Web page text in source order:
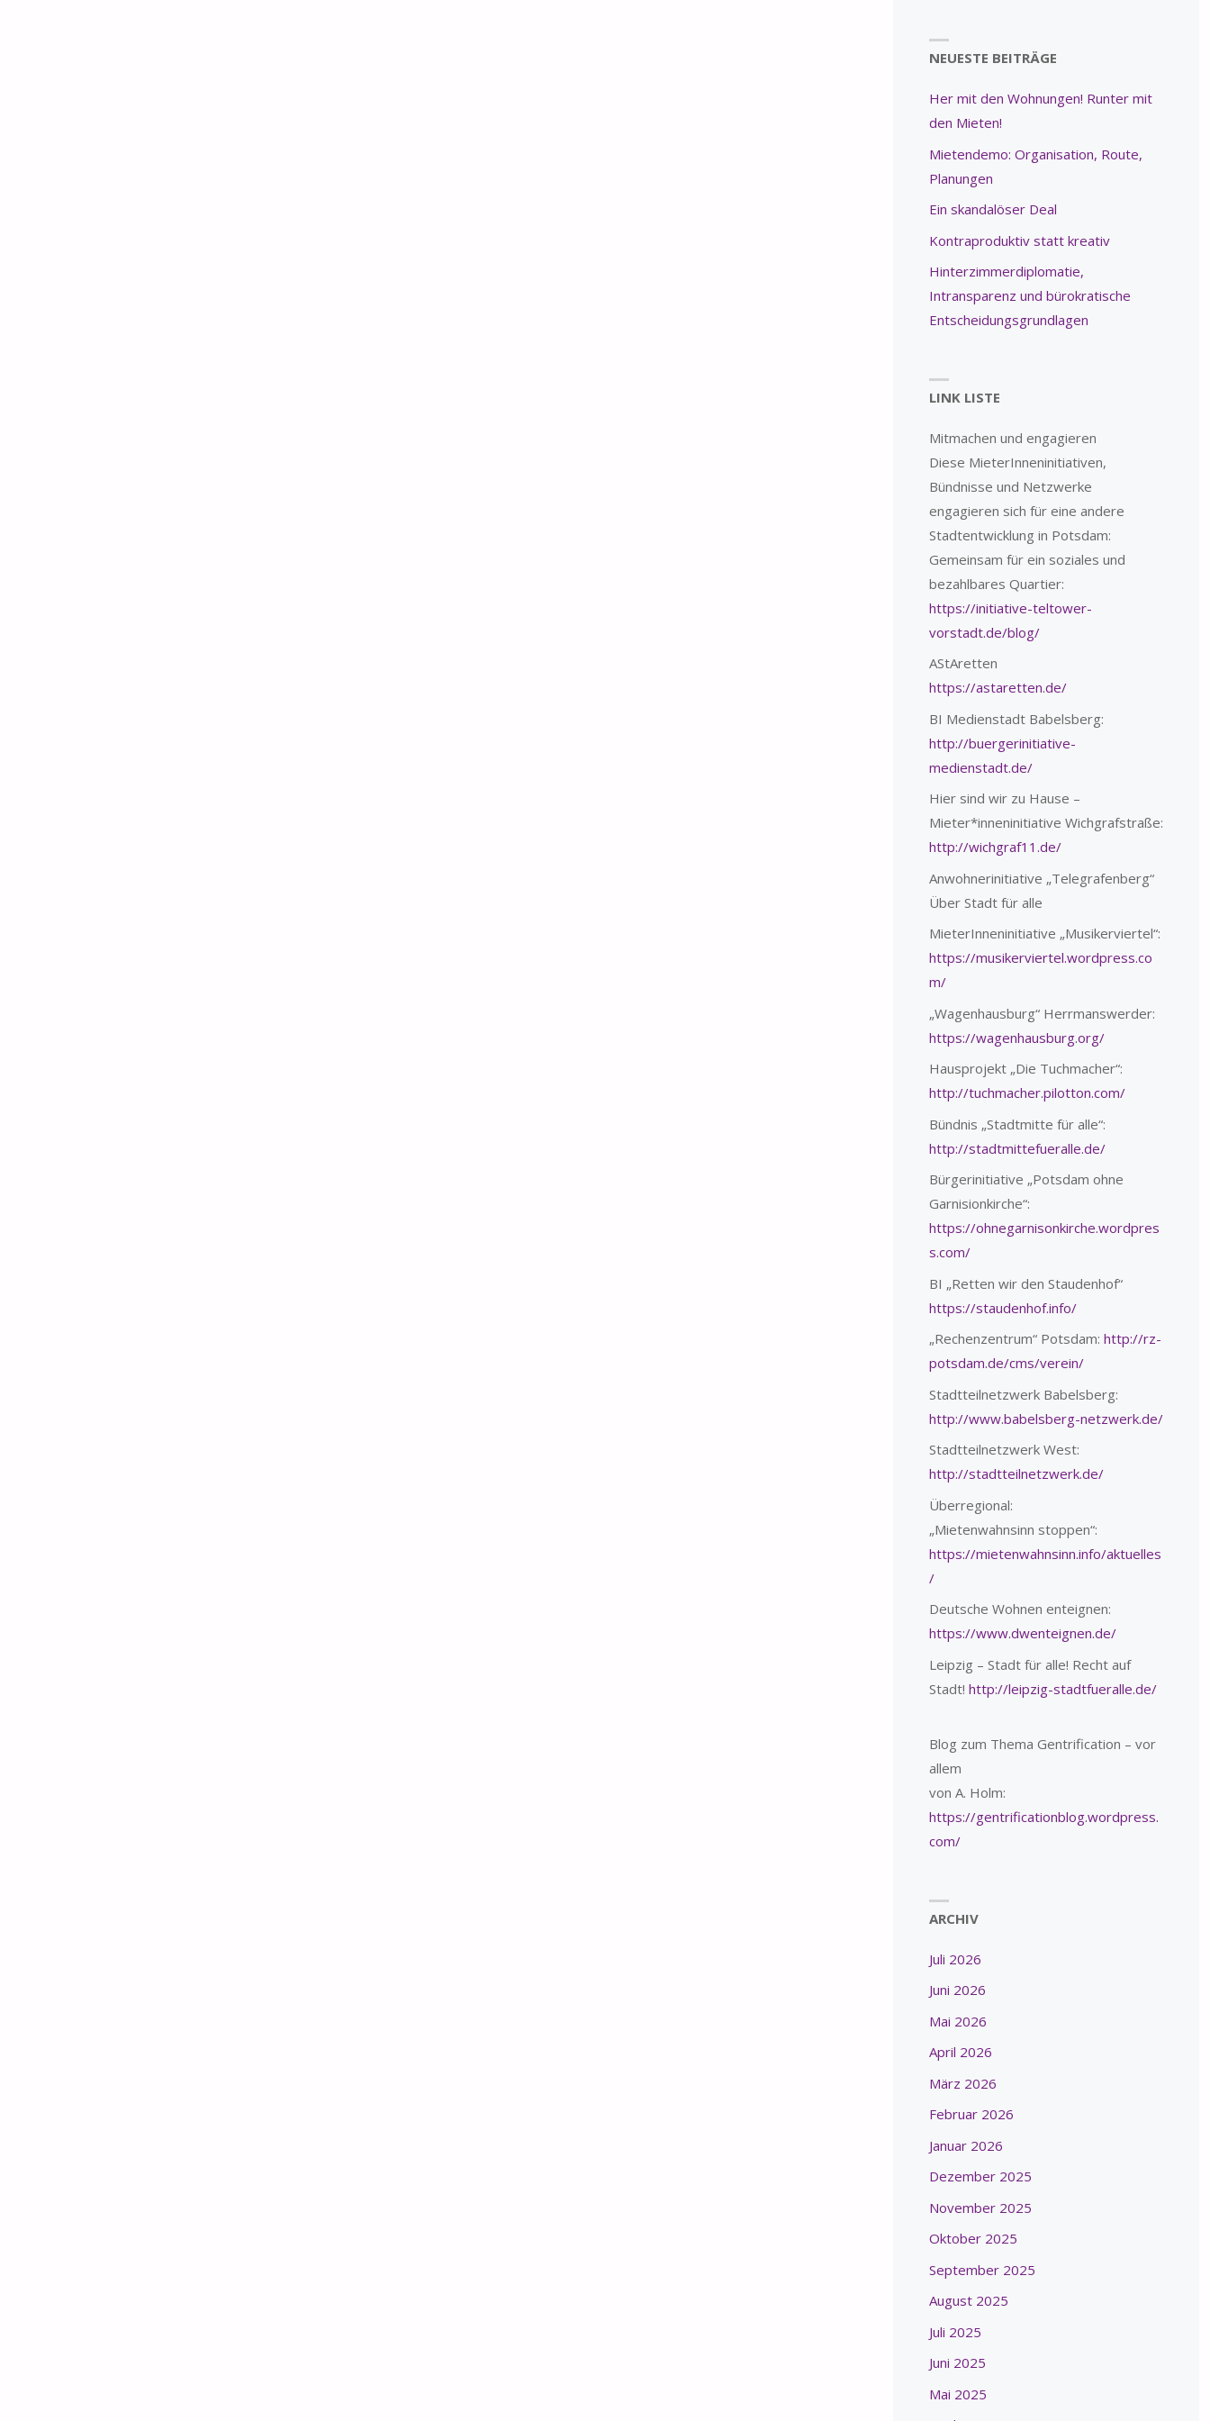
NEUESTE BEITRÄGE
Her mit den Wohnungen! Runter mit
den Mieten!
Mietendemo: Organisation, Route,
Planungen
Ein skandalöser Deal
Kontraproduktiv statt kreativ
Hinterzimmerdiplomatie,
Intransparenz und bürokratische
Entscheidungsgrundlagen
LINK LISTE
Mitmachen und engagieren
Diese MieterInneninitiativen,
Bündnisse und Netzwerke
engagieren sich für eine andere
Stadtentwicklung in Potsdam:
Gemeinsam für ein soziales und
bezahlbares Quartier:
https://initiative-teltower-
vorstadt.de/blog/
AStAretten
https://astaretten.de/
BI Medienstadt Babelsberg:
http://buergerinitiative-
medienstadt.de/
Hier sind wir zu Hause –
Mieter*inneninitiative Wichgrafstraße:
http://wichgraf11.de/
Anwohnerinitiative „Telegrafenberg“
Über Stadt für alle
MieterInneninitiative „Musikerviertel“:
https://musikerviertel.wordpress.co
m/
„Wagenhausburg“ Herrmanswerder:
https://wagenhausburg.org/
Hausprojekt „Die Tuchmacher“:
http://tuchmacher.pilotton.com/
Bündnis „Stadtmitte für alle“:
http://stadtmittefueralle.de/
Bürgerinitiative „Potsdam ohne
Garnisionkirche“:
https://ohnegarnisonkirche.wordpres
s.com/
BI „Retten wir den Staudenhof“
https://staudenhof.info/
„Rechenzentrum“ Potsdam: http://rz-
potsdam.de/cms/verein/
Stadtteilnetzwerk Babelsberg:
http://www.babelsberg-netzwerk.de/
Stadtteilnetzwerk West:
http://stadtteilnetzwerk.de/
Überregional:
„Mietenwahnsinn stoppen“:
https://mietenwahnsinn.info/aktuelles
/
Deutsche Wohnen enteignen:
https://www.dwenteignen.de/
Leipzig – Stadt für alle! Recht auf
Stadt! http://leipzig-stadtfueralle.de/
Blog zum Thema Gentrification – vor
allem
von A. Holm:
https://gentrificationblog.wordpress.
com/
ARCHIV
Juli 2026
Juni 2026
Mai 2026
April 2026
März 2026
Februar 2026
Januar 2026
Dezember 2025
November 2025
Oktober 2025
September 2025
August 2025
Juli 2025
Juni 2025
Mai 2025